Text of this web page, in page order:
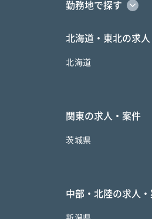
勤務地で探す
北海道・東北の求
北海道
関東の求人・案件
茨城県
中部・北陸の求人